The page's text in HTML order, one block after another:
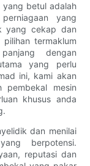
yang betul adalah
yang
yang cekap dan
termaklum
dengan
yang perlu
ini, kami akan
pembekal mesin
khusus anda
dan menilai
berpotensi.
reputasi dan